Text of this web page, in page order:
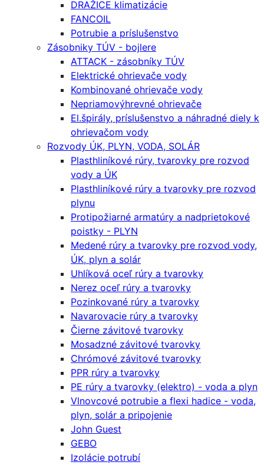
DRAŽICE klimatizácie
FANCOIL
Potrubie a príslušenstvo
Zásobniky TÚV - bojlere
ATTACK - zásobníky TÚV
Elektrické ohrievače vody
Kombinované ohrievače vody
Nepriamovýhrevné ohrievače
El.špirály, príslušenstvo a náhradné diely k
ohrievačom vody
Rozvody ÚK, PLYN, VODA, SOLÁR
Plasthliníkové rúry, tvarovky pre rozvod
vody a ÚK
Plasthliníkové rúry a tvarovky pre rozvod
plynu
Protipožiarné armatúry a nadprietokové
poistky - PLYN
Medené rúry a tvarovky pre rozvod vody,
ÚK, plyn a solár
Uhlíková oceľ rúry a tvarovky
Nerez oceľ rúry a tvarovky
Pozinkované rúry a tvarovky
Navarovacie rúry a tvarovky
Čierne závitové tvarovky
Mosadzné závitové tvarovky
Chrómové závitové tvarovky
PPR rúry a tvarovky
PE rúry a tvarovky (elektro) - voda a plyn
Vlnovcové potrubie a flexi hadice - voda,
plyn, solár a pripojenie
John Guest
GEBO
Izolácie potrubí